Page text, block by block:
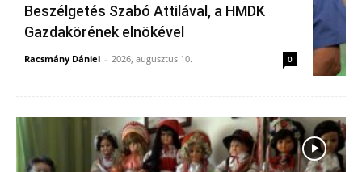
Beszélgetés Szabó Attilával, a HMDK
Gazdakörének elnökével
Racsmány Dániel - 2026, augusztus 10. 0